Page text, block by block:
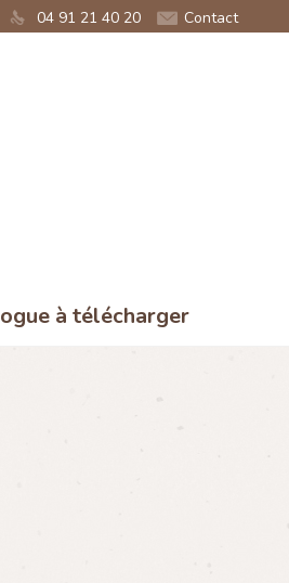
04 91 21 40 20 Contact
à télécharger